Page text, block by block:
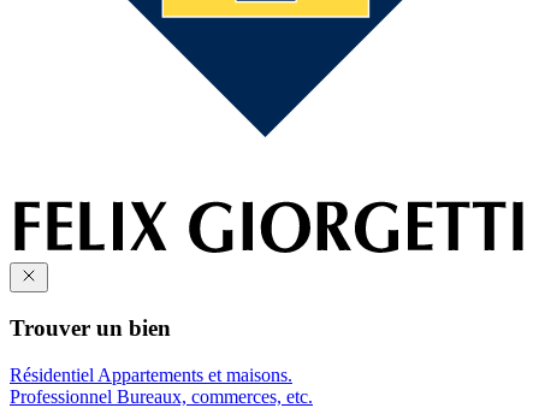
Trouver un bien
Résidentiel Appartements et maisons.
Professionnel Bureaux, commerces, etc.